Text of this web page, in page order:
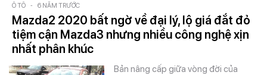
Ô TÔ - 6 NĂM TRƯỚC
Mazda2 2020 bất ngờ về đại lý, lộ giá đắt đỏ
tiệm cận Mazda3 nhưng nhiều công nghệ xịn
nhất phân khúc
Bản nâng cấp giữa vòng đời của